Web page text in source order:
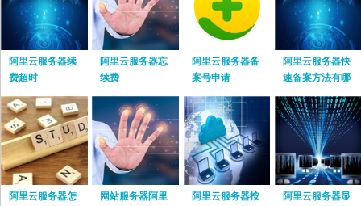
阿里云服务器续
费超时
阿里云服务器忘
续费
阿里云服务器备
案号申请
阿里云服务器快
速备案方法有哪
些
阿里云服务器怎
网站服务器阿里
阿里云服务器按
阿里云服务器显